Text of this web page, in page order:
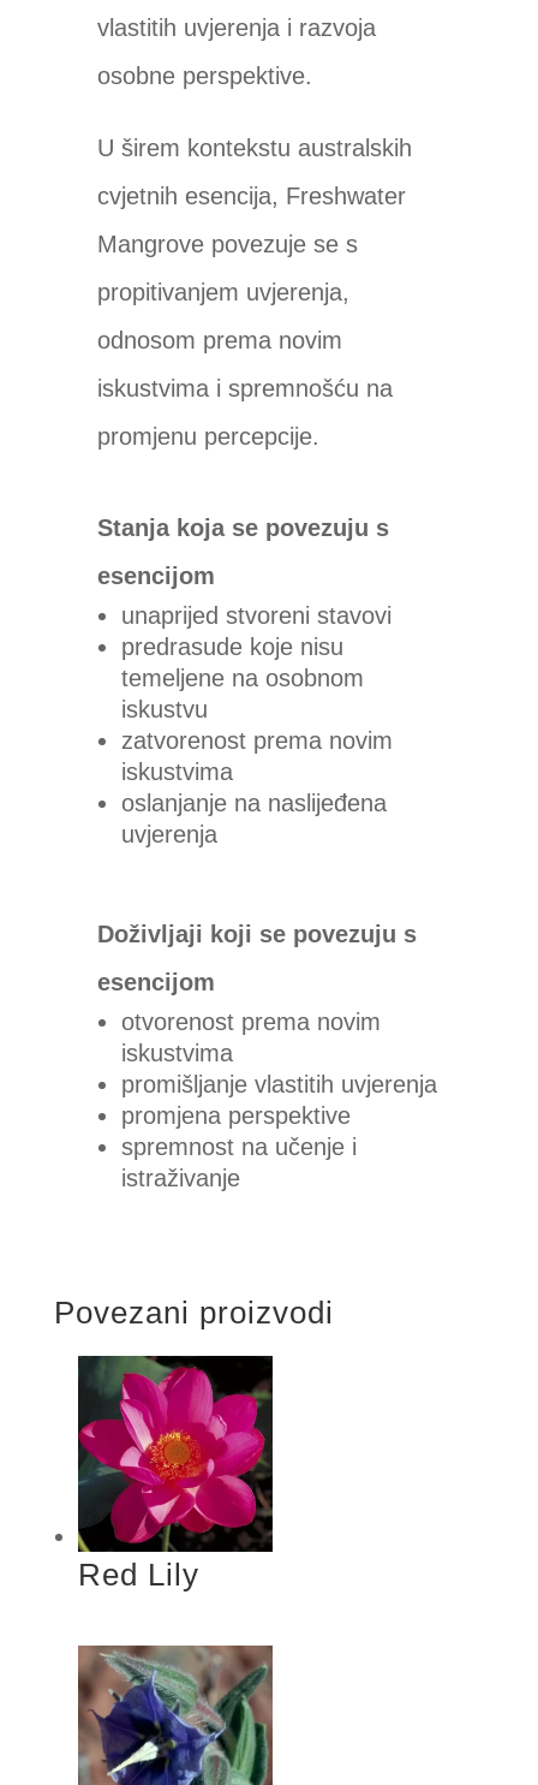
vlastitih uvjerenja i razvoja
osobne perspektive.
U širem kontekstu australskih
cvjetnih esencija, Freshwater
Mangrove povezuje se s
propitivanjem uvjerenja,
odnosom prema novim
iskustvima i spremnošću na
promjenu percepcije.
Stanja koja se povezuju s
esencijom
unaprijed stvoreni stavovi
predrasude koje nisu
temeljene na osobnom
iskustvu
zatvorenost prema novim
iskustvima
oslanjanje na naslijeđena
uvjerenja
Doživljaji koji se povezuju s
esencijom
otvorenost prema novim
iskustvima
promišljanje vlastitih uvjerenja
promjena perspektive
spremnost na učenje i
istraživanje
Povezani proizvodi
Red Lily